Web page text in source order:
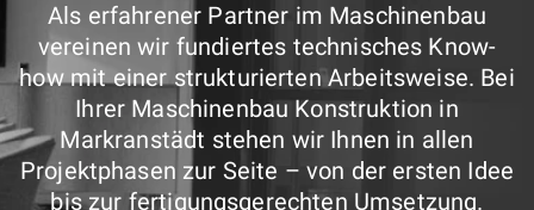
Als erfahrener Partner im Maschinenbau
vereinen wir fundiertes technisches Know-
how mit einer strukturierten Arbeitsweise. Bei
Ihrer Maschinenbau Konstruktion in
Markranstädt stehen wir Ihnen in allen
Projektphasen zur Seite – von der ersten Idee
bis zur fertigungsgerechten Umsetzung.